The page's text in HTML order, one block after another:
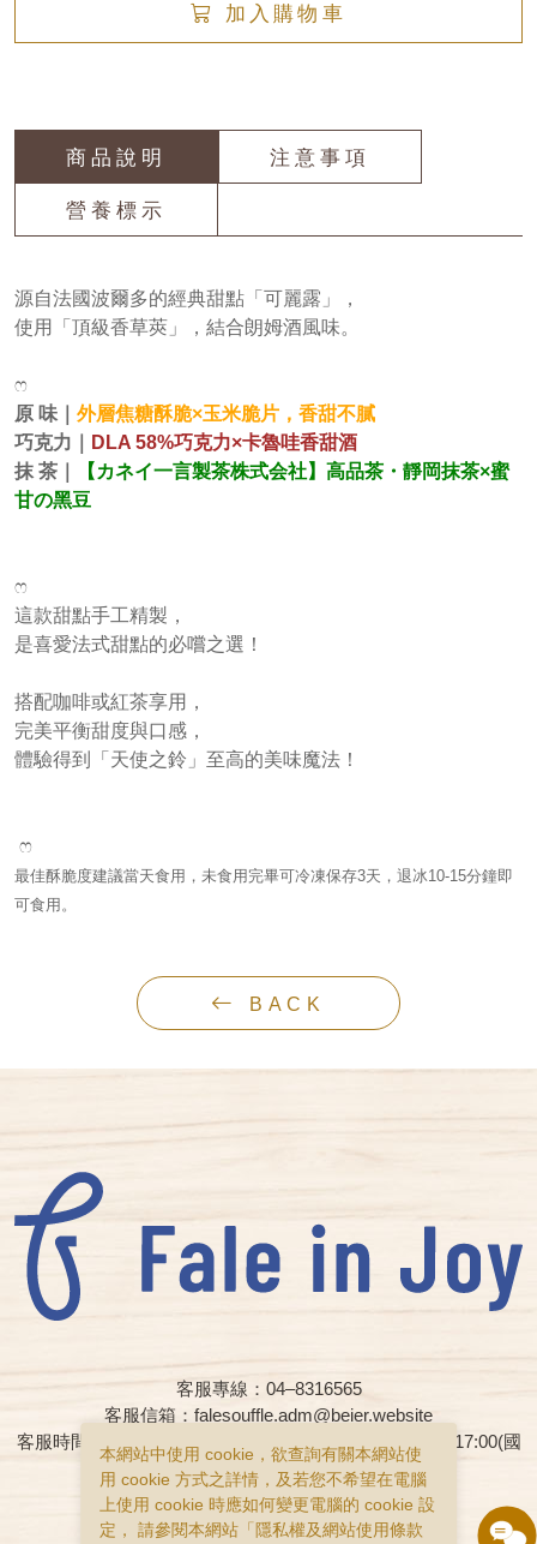
加入購物車
商品說明 注意事項
營養標示
源自法國波爾多的經典甜點「可麗露」，
使用「頂級香草莢」，結合朗姆酒風味。
ෆ
原 味｜ 外層焦糖酥脆×玉米脆片，香甜不膩
巧克力｜
DLA 58%巧克力×卡魯哇香甜酒
抹 茶｜
【カネイ一言製茶株式会社】高品茶 ・ 靜岡抹茶×蜜
甘の黑豆
ෆ
這款甜點手工精製，
是喜愛法式甜點的必嚐之選！
搭配咖啡或紅茶享用，
完美平衡甜度與口感，
體驗得到「天使之鈴」至高的美味魔法！
ෆ
最佳酥脆度建議當天食用，未食用完畢可冷凍保存3天，退冰10-15分鐘即
可食用。
BACK
客服專線：04–8316565
客服信箱：falesouffle.adm@beier.website
客服時間：週一至週五早上08:00 – 12:00、下午13:00 – 17:00(國
定假日與國定連續假日皆為休假日)
購物說明 隱私權政策 服務條款
本網站中使用 cookie，欲查詢有關本網站使
用 cookie 方式之詳情，及若您不希望在電腦
上使用 cookie 時應如何變更電腦的 cookie 設
定， 請參閱本網站「 隱私權及網站使用條款